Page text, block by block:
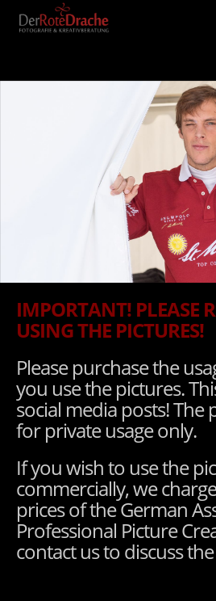
IMPORTANT! PLEASE
USING THE PICTURES!
Please purchase the
you use the pictures.
social media posts! The
for private usage only.
If you wish to use the
commercially, we
prices of the German
Professional Picture
contact us to discuss